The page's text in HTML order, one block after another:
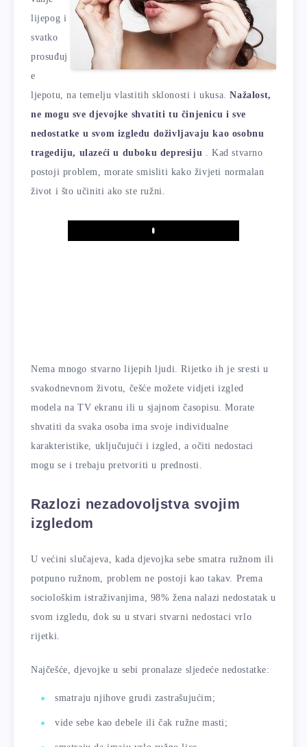
lijepog i
svatko
prosuđuj
e
ljepotu, na temelju vlastitih sklonosti i ukusa.Nažalost,
ne mogu sve djevojke shvatiti tu činjenicu i sve
nedostatke u svom izgledu doživljavaju kao osobnu
tragediju, ulazeći u duboku depresiju . Kad stvarno
postoji problem, morate smisliti kako živjeti normalan
život i što učiniti ako ste ružni.
Play
Nema mnogo stvarno lijepih ljudi. Rijetko ih je sresti u
svakodnevnom životu, češće možete vidjeti izgled
modela na TV ekranu ili u sjajnom časopisu. Morate
shvatiti da svaka osoba ima svoje individualne
karakteristike, uključujući i izgled, a očiti nedostaci
mogu se i trebaju pretvoriti u prednosti.
Razlozi nezadovoljstva svojim
izgledom
U većini slučajeva, kada djevojka sebe smatra ružnom ili
potpuno ružnom, problem ne postoji kao takav. Prema
sociološkim istraživanjima, 98% žena nalazi nedostatak u
svom izgledu, dok su u stvari stvarni nedostaci vrlo
rijetki.
Najčešće, djevojke u sebi pronalaze sljedeće nedostatke:
smatraju njihove grudi zastrašujućim;
vide sebe kao debele ili čak ružne masti;